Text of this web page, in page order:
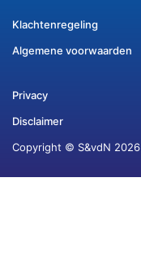
Klachtenregeling
Algemene voorwaarden
Privacy
Disclaimer
Copyright © S&vdN 2026